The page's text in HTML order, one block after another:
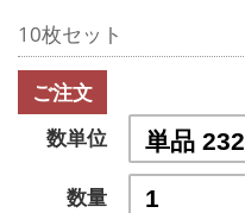
10枚セット
ご注文
数単位
数量